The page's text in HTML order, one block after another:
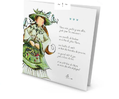
~ ! ~